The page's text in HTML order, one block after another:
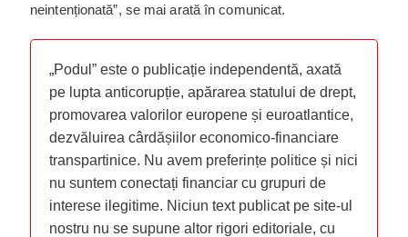
neintenționată”, se mai arată în comunicat.
„Podul” este o publicație independentă, axată
pe lupta anticorupție, apărarea statului de drept,
promovarea valorilor europene și euroatlantice,
dezvăluirea cârdășiilor economico-financiare
transpartinice. Nu avem preferințe politice și nici
nu suntem conectați financiar cu grupuri de
interese ilegitime. Niciun text publicat pe site-ul
nostru nu se supune altor rigori editoriale, cu